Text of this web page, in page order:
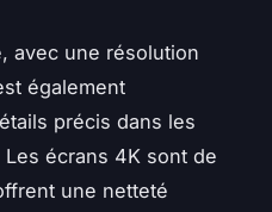
avec une résolution
également
précis dans les
écrans 4K sont de
une netteté